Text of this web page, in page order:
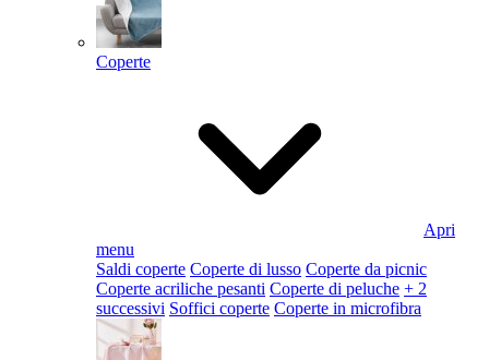
Coperte
Apri
menu
Saldi coperte Coperte di lusso Coperte da picnic
Coperte acriliche pesanti Coperte di peluche + 2
successivi Soffici coperte Coperte in microfibra